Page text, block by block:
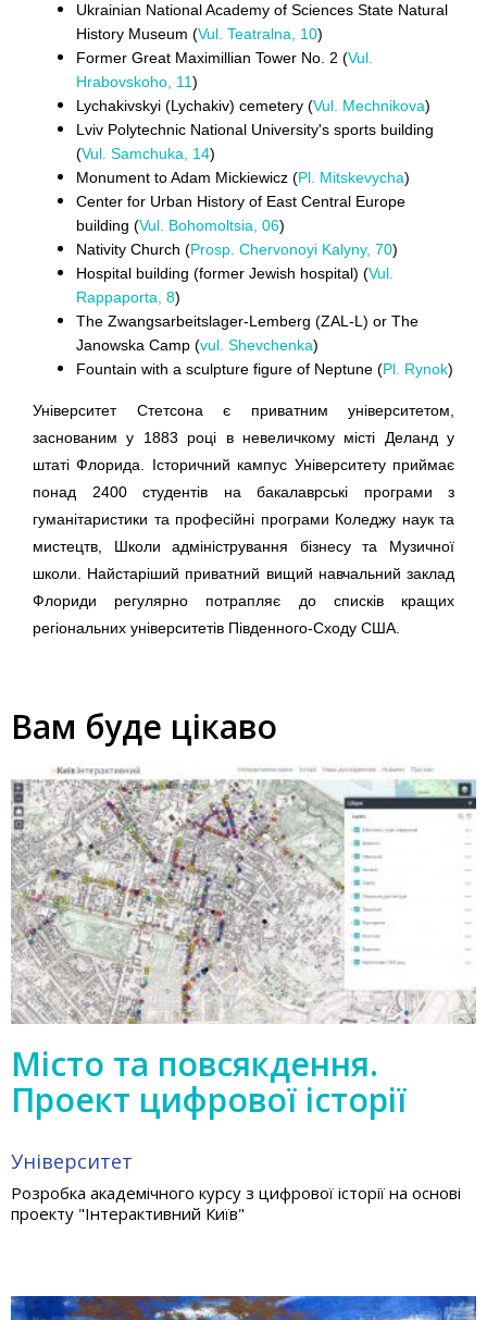
Ukrainian National Academy of Sciences State Natural
History Museum (Vul. Teatralna, 10)
Former Great Maximillian Tower No. 2 (Vul.
Hrabovskoho, 11)
Lychakivskyi (Lychakiv) cemetery (Vul. Mechnikova)
Lviv Polytechnic National University's sports building
(Vul. Samchuka, 14)
Monument to Adam Mickiewicz (Pl. Mitskevycha)
Center for Urban History of East Central Europe
building (Vul. Bohomoltsia, 06)
Nativity Church (Prosp. Chervonoyi Kalyny, 70)
Hospital building (former Jewish hospital) (Vul.
Rappaporta, 8)
The Zwangsarbeitslager-Lemberg (ZAL-L) or The
Janowska Camp (vul. Shevchenka)
Fountain with a sculpture figure of Neptune (Pl. Rynok)
Університет Стетсона є приватним університетом,
заснованим у 1883 році в невеличкому місті Деланд у
штаті Флорида. Історичний кампус Університету приймає
понад 2400 студентів на бакалаврські програми з
гуманітаристики та професійні програми Коледжу наук та
мистецтв, Школи адміністрування бізнесу та Музичної
школи. Найстаріший приватний вищий навчальний заклад
Флориди регулярно потрапляє до списків кращих
регіональних університетів Південного-Сходу США.
Вам буде цікаво
Місто та повсякдення.
Проект цифрової історії
Університет
Розробка академічного курсу з цифрової історії на основі
проекту "Інтерактивний Київ"